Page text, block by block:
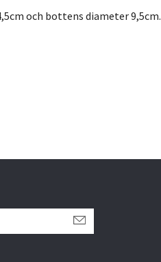
och bottens diameter 9,5cm.